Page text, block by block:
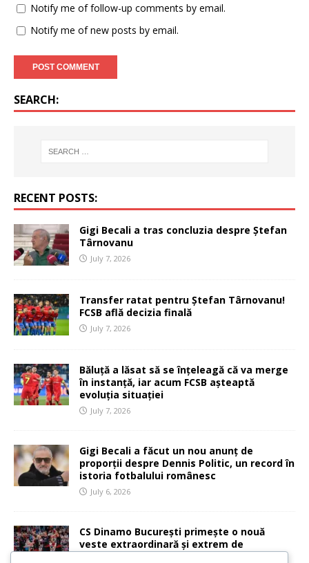
Notify me of follow-up comments by email.
Notify me of new posts by email.
SEARCH:
RECENT POSTS:
Gigi Becali a tras concluzia despre Ștefan
Târnovanu
July 7, 2026
Transfer ratat pentru Ștefan Târnovanu!
FCSB află decizia finală
July 7, 2026
Băluță a lăsat să se înțeleagă că va merge
în instanță, iar acum FCSB așteaptă
evoluția situației
July 7, 2026
Gigi Becali a făcut un nou anunț de
proporții despre Dennis Politic, un record în
istoria fotbalului românesc
July 6, 2026
CS Dinamo București primește o nouă
veste extraordinară și extrem de